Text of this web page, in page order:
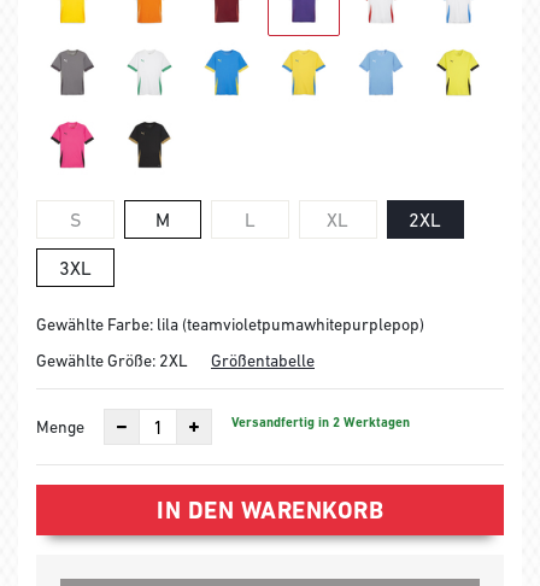
S M L XL 2XL
3XL
Gewählte Farbe: lila (teamvioletpumawhitepurplepop)
Gewählte Größe: 2XL Größentabelle
Menge Versandfertig in 2 Werktagen
IN DEN WARENKORB